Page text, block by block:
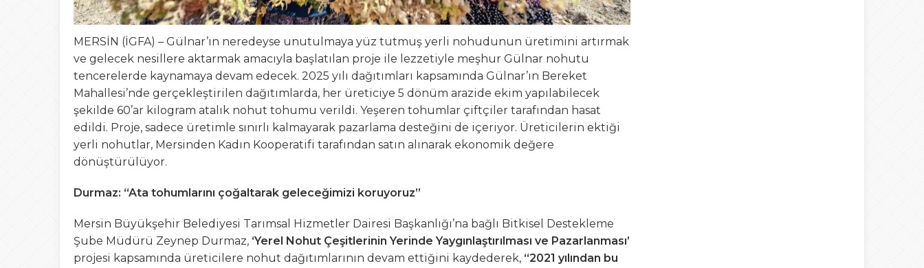
MERSİN (İGFA) – Gülnar’ın neredeyse unutulmaya yüz tutmuş yerli nohudunun üretimini artırmak
ve gelecek nesillere aktarmak amacıyla başlatılan proje ile lezzetiyle meşhur Gülnar nohutu
tencerelerde kaynamaya devam edecek. 2025 yılı dağıtımları kapsamında Gülnar’ın Bereket
Mahallesi’nde gerçekleştirilen dağıtımlarda, her üreticiye 5 dönüm arazide ekim yapılabilecek
şekilde 60’ar kilogram atalık nohut tohumu verildi. Yeşeren tohumlar çiftçiler tarafından hasat
edildi. Proje, sadece üretimle sınırlı kalmayarak pazarlama desteğini de içeriyor. Üreticilerin ektiği
yerli nohutlar, Mersinden Kadın Kooperatifi tarafından satın alınarak ekonomik değere
dönüştürülüyor.
Durmaz: “Ata tohumlarını çoğaltarak geleceğimizi koruyoruz”
Mersin Büyükşehir Belediyesi Tarımsal Hizmetler Dairesi Başkanlığı’na bağlı Bitkisel Destekleme
Şube Müdürü Zeynep Durmaz, ‘Yerel Nohut Çeşitlerinin Yerinde Yaygınlaştırılması ve Pazarlanması’
projesi kapsamında üreticilere nohut dağıtımlarının devam ettiğini kaydederek, “2021 yılından bu